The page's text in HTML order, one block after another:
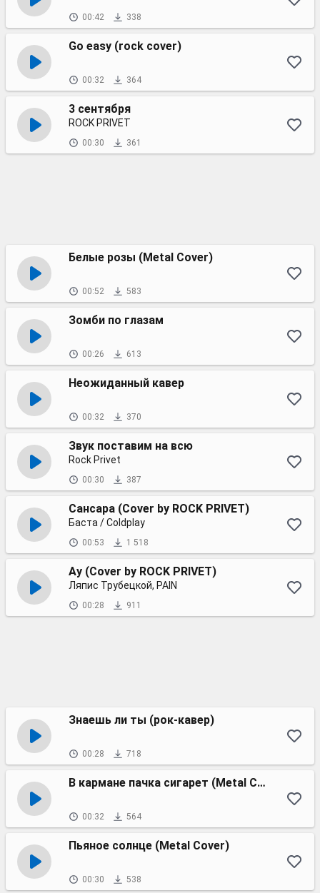
00:42 338
Go easy (rock cover)
00:32 364
3 сентября
ROCK PRIVET
00:30 361
Белые розы (Metal Cover)
00:52 583
Зомби по глазам
00:26 613
Неожиданный кавер
00:32 370
Звук поставим на всю
Rock Privet
00:30 387
Сансара (Cover by ROCK PRIVET)
Баста / Coldplay
00:53 1 518
Ау (Cover by ROCK PRIVET)
Ляпис Трубецкой, PAIN
00:28 911
Знаешь ли ты (рок-кавер)
00:28 718
В кармане пачка сигарет (Metal Cover)
00:32 564
Пьяное солнце (Metal Cover)
00:30 538